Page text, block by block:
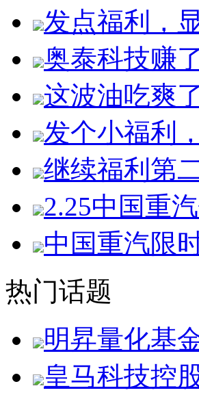
发点福利，
奥泰科技赚
这波油吃爽
发个小福利
继续福利第
2.25中国重
中国重汽限
热门话题
明昇量化基
皇马科技控